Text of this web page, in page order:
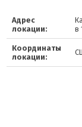
Адрес
локации:
в
Координаты
локации: